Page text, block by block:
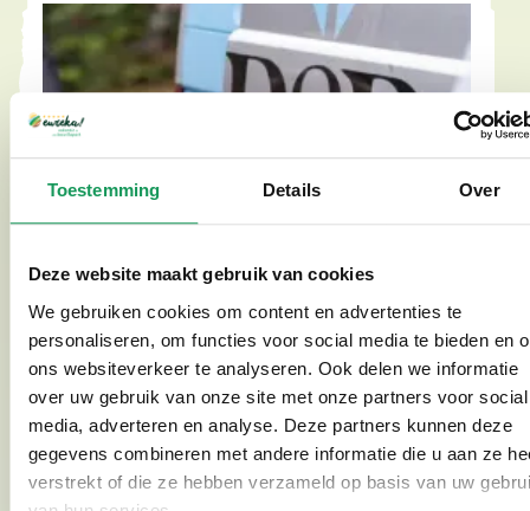
Toestemming Details Over
Deze website maakt gebruik van cookies
We gebruiken cookies om content en advertenties te
personaliseren, om functies voor social media te bieden en
ons websiteverkeer te analyseren. Ook delen we informatie
over uw gebruik van onze site met onze partners voor social
media, adverteren en analyse. Deze partners kunnen deze
gegevens combineren met andere informatie die u aan ze
verstrekt of die ze hebben verzameld op basis van uw
Geschäftliches Catering
Read more